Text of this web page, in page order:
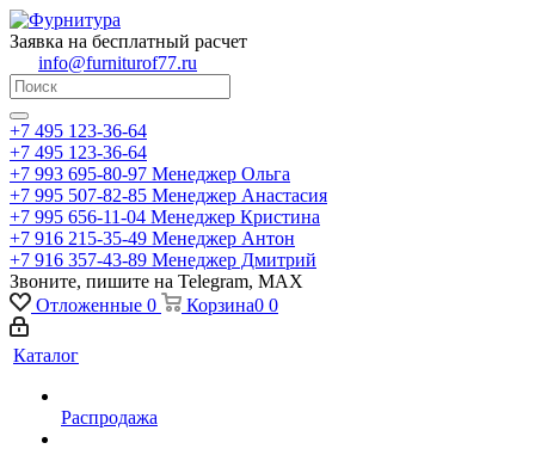
Заявка на бесплатный расчет
info@furniturof77.ru
+7 495 123-36-64
+7 495 123-36-64
+7 993 695-80-97 Менеджер Ольга
+7 995 507-82-85 Менеджер Анастасия
+7 995 656-11-04 Менеджер Кристина
+7 916 215-35-49 Менеджер Антон
+7 916 357-43-89 Менеджер Дмитрий
Звоните, пишите на Telegram, MAX
Отложенные 0 Корзина0 0
Каталог
Распродажа